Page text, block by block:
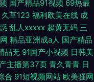
国产精品91视频 69热最
久草123 福利欧美在线 成
乱人xxxxx 超黄无码 三
精品亚洲成a人 国产精品
品无 91国产小视频 日韩美
主播第37页 青久青青 日
合 91短视频网站 欧美骚网